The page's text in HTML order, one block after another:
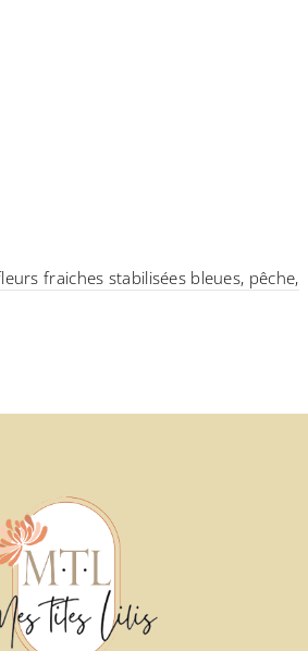
fraiches stabilisées bleues, pêche,